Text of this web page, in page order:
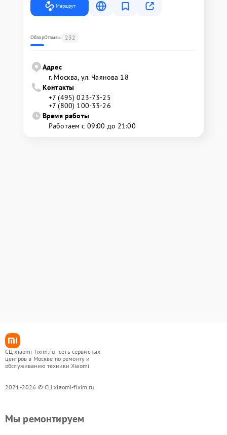
Маршрут
ОбзорОтзывы 232
Адрес
г. Москва, ул. Чаянова 18
Контакты
+7 (495) 023-73-25
+7 (800) 100-33-26
Время работы
Работаем с 09:00 до 21:00
СЦ xiaomi-fixim.ru - сеть сервисных
центров в Москве по ремонту и
обслуживанию техники Xiaomi
2021-2026 © СЦ xiaomi-fixim.ru
Мы ремонтируем